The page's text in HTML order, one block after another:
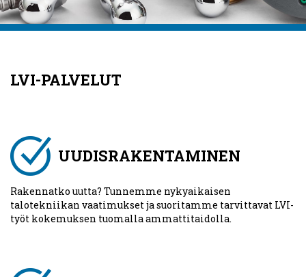
LVI-PALVELUT
UUDISRAKENTAMINEN
Rakennatko uutta? Tunnemme nykyaikaisen
talotekniikan vaatimukset ja suoritamme tarvittavat LVI-
työt kokemuksen tuomalla ammattitaidolla.